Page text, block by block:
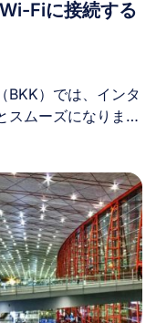
Free Wi-Fi by
AIS、TrueMove H
登録が必要です。
らい接続できます
間ご利用いただけ
Fiに接続する
BKK）では、インタ
スムーズになりま
ための代替案も提案
りますか？ はい。
、1日最大2時間まで
では、以下の4つの
きます： 以前は、
インフォメーション
ー名とパスワードを